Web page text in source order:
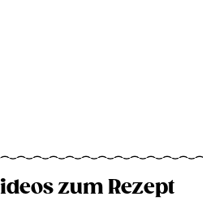
zum Rezept